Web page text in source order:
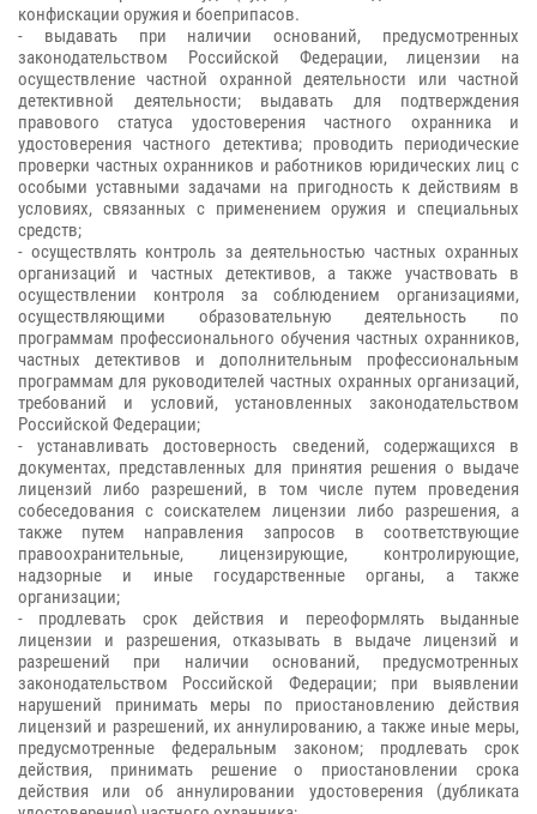
конфискации оружия и боеприпасов.
- выдавать при наличии оснований, предусмотренных
законодательством Российской Федерации, лицензии на
осуществление частной охранной деятельности или частной
детективной деятельности; выдавать для подтверждения
правового статуса удостоверения частного охранника и
удостоверения частного детектива; проводить периодические
проверки частных охранников и работников юридических лиц с
особыми уставными задачами на пригодность к действиям в
условиях, связанных с применением оружия и специальных
средств;
- осуществлять контроль за деятельностью частных охранных
организаций и частных детективов, а также участвовать в
осуществлении контроля за соблюдением организациями,
осуществляющими образовательную деятельность по
программам профессионального обучения частных охранников,
частных детективов и дополнительным профессиональным
программам для руководителей частных охранных организаций,
требований и условий, установленных законодательством
Российской Федерации;
-устанавливать достоверность сведений, содержащихся в
документах, представленных для принятия решения о выдаче
лицензий либо разрешений, в том числе путем проведения
собеседования с соискателем лицензии либо разрешения, а
также путем направления запросов в соответствующие
правоохранительные, лицензирующие, контролирующие,
надзорные и иные государственные органы, а также
организации;
- продлевать срок действия и переоформлять выданные
лицензии и разрешения, отказывать в выдаче лицензий и
разрешений при наличии оснований, предусмотренных
законодательством Российской Федерации; при выявлении
нарушений принимать меры по приостановлению действия
лицензий и разрешений, их аннулированию, а также иные меры,
предусмотренные федеральным законом; продлевать срок
действия, принимать решение о приостановлении срока
действия или об аннулировании удостоверения (дубликата